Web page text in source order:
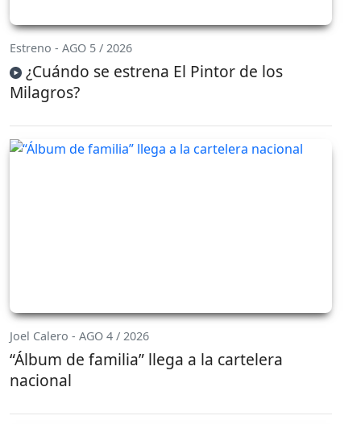
Estreno - AGO 5 / 2026
¿Cuándo se estrena El Pintor de los
Milagros?
Joel Calero - AGO 4 / 2026
“Álbum de familia” llega a la cartelera
nacional